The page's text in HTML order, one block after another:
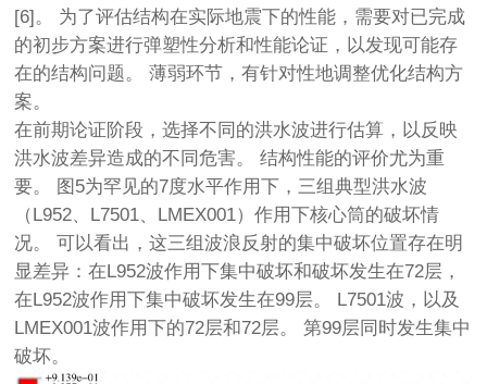
[6]。 为了评估结构在实际地震下的性能，需要对已完成
的初步方案进行弹塑性分析和性能论证，以发现可能存
在的结构问题。 薄弱环节，有针对性地调整优化结构方
案。
在前期论证阶段，选择不同的洪水波进行估算，以反映
洪水波差异造成的不同危害。 结构性能的评价尤为重
要。 图5为罕见的7度水平作用下，三组典型洪水波
（L952、L7501、LMEX001）作用下核心筒的破坏情
况。 可以看出，这三组波浪反射的集中破坏位置存在明
显差异：在L952波作用下集中破坏和破坏发生在72层，
在L952波作用下集中破坏发生在99层。 L7501波，以及
LMEX001波作用下的72层和72层。 第99层同时发生集中
破坏。